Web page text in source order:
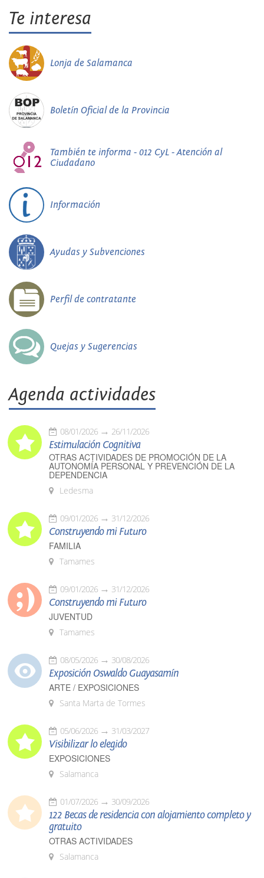
Te interesa
Lonja de Salamanca
Boletín Oficial de la Provincia
También te informa - 012 CyL - Atención al
Ciudadano
Información
Ayudas y Subvenciones
Perfil de contratante
Quejas y Sugerencias
Agenda actividades
08/01/2026 26/11/2026
Estimulación Cognitiva
OTRAS ACTIVIDADES DE PROMOCIÓN DE LA
AUTONOMÍA PERSONAL Y PREVENCIÓN DE LA
DEPENDENCIA
Ledesma
09/01/2026 31/12/2026
Construyendo mi Futuro
FAMILIA
Tamames
09/01/2026 31/12/2026
Construyendo mi Futuro
JUVENTUD
Tamames
08/05/2026 30/08/2026
Exposición Oswaldo Guayasamín
ARTE / EXPOSICIONES
Santa Marta de Tormes
05/06/2026 31/03/2027
Visibilizar lo elegido
EXPOSICIONES
Salamanca
01/07/2026 30/09/2026
122 Becas de residencia con alojamiento completo y
gratuito
OTRAS ACTIVIDADES
Salamanca